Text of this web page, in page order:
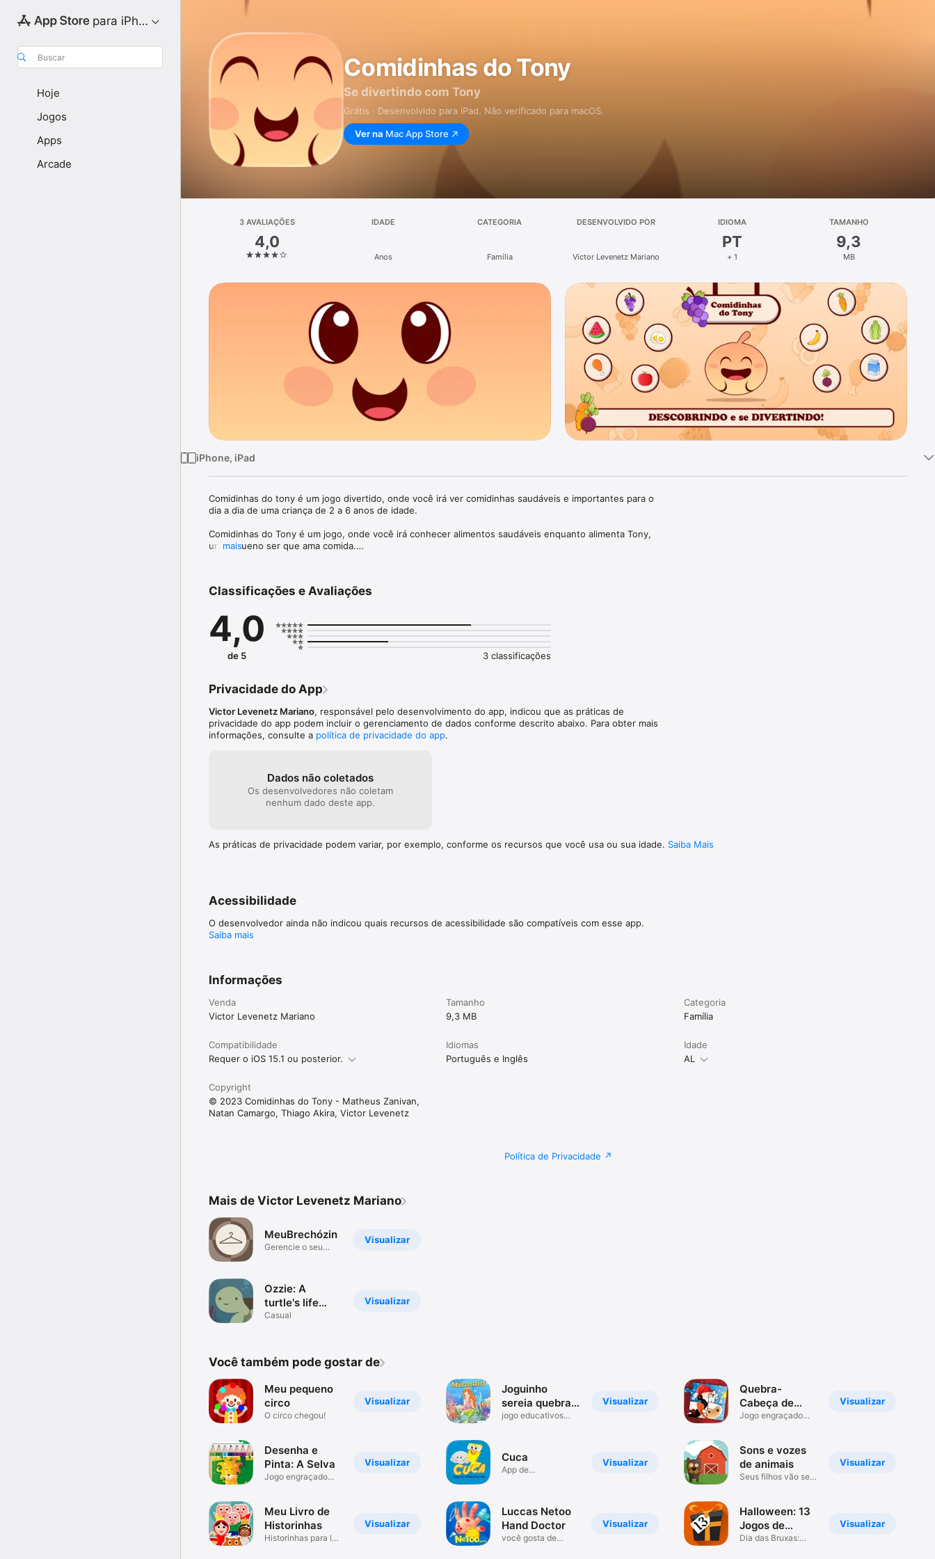
para iPhone
Buscar
Hoje
Jogos
Apps
Arcade
Comidinhas do Tony
Se divertindo com Tony
Grátis · Desenvolvido para iPad. Não verificado para macOS.
Ver na Mac App Store
3 AVALIAÇÕES
4,0
IDADE
Anos
CATEGORIA
Família
DESENVOLVIDO POR
Victor Levenetz Mariano
IDIOMA
PT
+ 1
TAMANHO
9,3
MB
iPhone, iPad
Comidinhas do tony é um jogo divertido, onde você irá ver comidinhas saudáveis e importantes para o
dia a dia de uma criança de 2 a 6 anos de idade.
Comidinhas do Tony é um jogo, onde você irá conhecer alimentos saudáveis enquanto alimenta Tony,
um pequeno ser que ama comida.
aventure nesse jogo de alimentos.
mais
Classificações e Avaliações
4,0
de 5 3 classificações
Privacidade do App
Victor Levenetz Mariano, responsável pelo desenvolvimento do app, indicou que as práticas de
privacidade do app podem incluir o gerenciamento de dados conforme descrito abaixo. Para obter mais
informações, consulte a política de privacidade do app.
Dados não coletados
Os desenvolvedores não coletam
nenhum dado deste app.
As práticas de privacidade podem variar, por exemplo, conforme os recursos que você usa ou sua idade. Saiba Mais
Acessibilidade
O desenvolvedor ainda não indicou quais recursos de acessibilidade são compatíveis com esse app.
Saiba mais
Informações
Venda
Victor Levenetz Mariano
Tamanho
9,3 MB
Categoria
Família
Compatibilidade
Requer o iOS 15.1 ou posterior.
Idiomas
Português e Inglês
Idade
AL
Copyright
© 2023 Comidinhas do Tony - Matheus Zanivan,
Natan Camargo, Thiago Akira, Victor Levenetz
Política de Privacidade
Mais de Victor Levenetz Mariano
Visualizar
MeuBrechózin
Gerencie o seu
Visualizar
Ozzie: A
turtle's life
journey
Casual
Você também pode gostar de
Visualizar
Meu pequeno
circo
O circo chegou!
Visualizar
Desenha e
Pinta: A Selva
Jogo engraçado
Visualizar
Meu Livro de
Historinhas
Historinhas para ler
Visualizar
Joguinho
sereia quebra
cabeça
jogo educativos
Visualizar
Cuca
App de
Visualizar
Luccas Netoo
Hand Doctor
você gosta de
Visualizar
Quebra-
Cabeça de
Natal:Fazenda
Jogo engraçado
Visualizar
Sons e vozes
de animais
Seus filhos vão se
Visualizar
Halloween: 13
Jogos de
Terror
Dia das Bruxas: